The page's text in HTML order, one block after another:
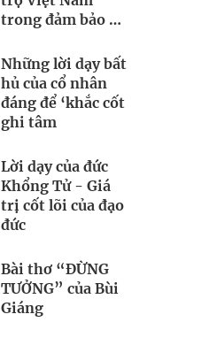
trong đảm bảo an
Những lời dạy bất
hủ của cổ nhân
đáng để ‘khắc cốt
ghi tâm
Lời dạy của đức
Khổng Tử - Giá
trị cốt lõi của đạo
đức
Bài thơ “ĐỪNG
TƯỞNG” của Bùi
Giáng